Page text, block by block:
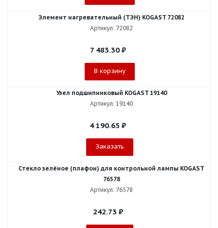
Элемент нагревательный (ТЭН) KOGAST 72082
Артикул: 72082
7 483.30₽
В корзину
Узел подшипниковый KOGAST 19140
Артикул: 19140
4 190.65 ₽
Заказать
Стекло зелёное (плафон) для контрольной лампы KOGAST
76578
Артикул: 76578
242.73 ₽